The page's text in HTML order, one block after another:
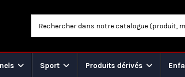
Sport Produits dérivés